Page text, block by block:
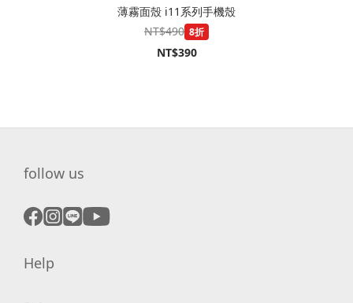
薄霧面殼 i11系列手機殼
NT$490 8折
NT$390
follow us
Help